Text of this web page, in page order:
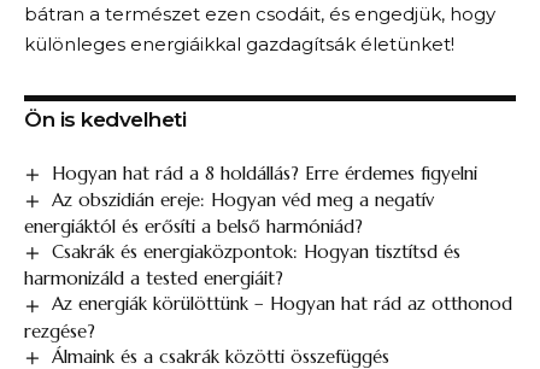
bátran a természet ezen csodáit, és engedjük, hogy
különleges energiáikkal gazdagítsák életünket!
Ön is kedvelheti
Hogyan hat rád a 8 holdállás? Erre érdemes figyelni
Az obszidián ereje: Hogyan véd meg a negatív
energiáktól és erősíti a belső harmóniád?
Csakrák és energiaközpontok: Hogyan tisztítsd és
harmonizáld a tested energiáit?
Az energiák körülöttünk – Hogyan hat rád az otthonod
rezgése?
Álmaink és a csakrák közötti összefüggés